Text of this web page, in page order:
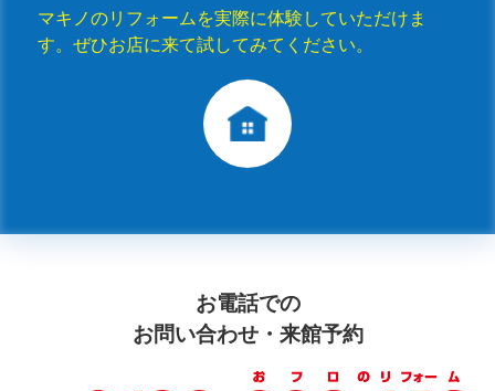
マキノのリフォームを実際に体験していただけま
す。ぜひお店に来て試してみてください。
お電話での
お問い合わせ・来館予約